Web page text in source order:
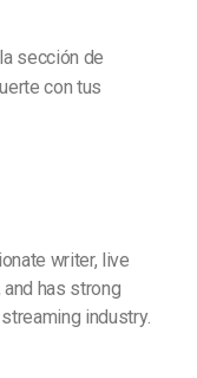
sección de
con tus
writer, live
has strong
industry.